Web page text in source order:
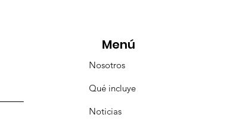
Menú
Nosotros
Qué incluye
Noticias